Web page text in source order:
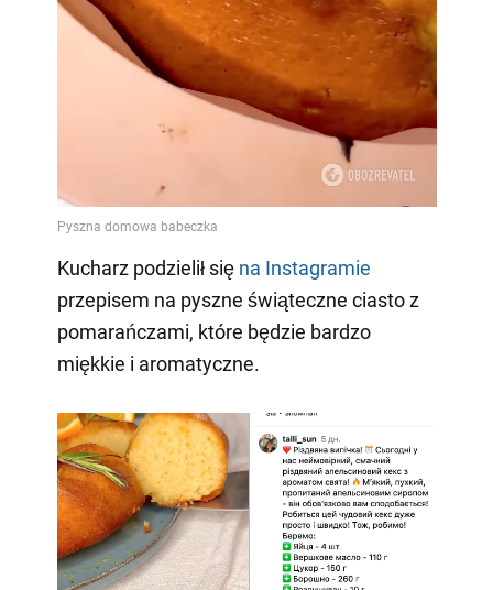
Kucharz podzielił się na Instagramie
przepisem na pyszne świąteczne ciasto z
pomarańczami, które będzie bardzo
miękkie i aromatyczne.